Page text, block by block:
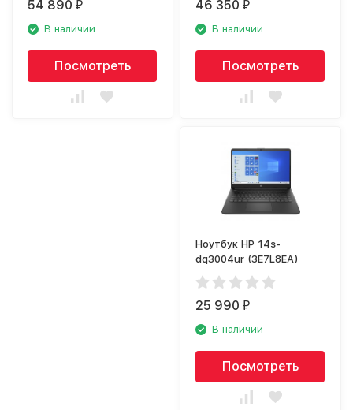
54 890₽
В наличии
Посмотреть
46 350₽
В наличии
Посмотреть
Ноутбук HP 14s-
dq3004ur (3E7L8EA)
25 990₽
В наличии
Посмотреть